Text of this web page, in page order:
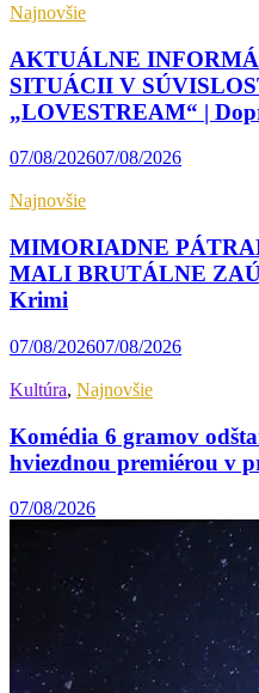
Najnovšie
AKTUÁLNE
SITUÁCII V
„LOVESTREAM“ |
07/08/202607/08/2026
Najnovšie
MIMORIADNE
MALI BRUTÁLNE
Krimi
07/08/202607/08/2026
Kultúra, Najnovšie
Komédia 6 gramov
hviezdnou premiérou v
07/08/2026